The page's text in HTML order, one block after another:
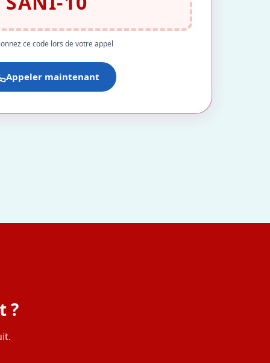
ce code lors de votre appel
Appeler maintenant
?